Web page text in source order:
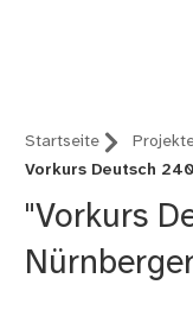
Startseite
Vorkurs Deutsch 240
"Vorkurs